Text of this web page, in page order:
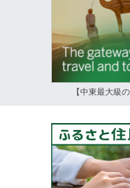
【中東最大級